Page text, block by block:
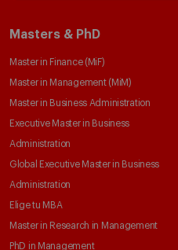
Masters & PhD
Master in Finance (MiF)
Master in Management (MiM)
Master in Business Administration
Executive Master in Business
Administration
Global Executive Master in Business
Administration
Elige tu MBA
Master in Research in Management
PhD in Management